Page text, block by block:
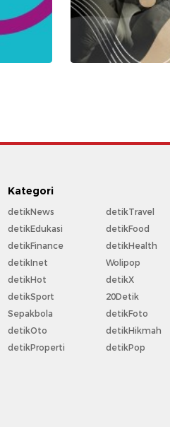
Kategori
detikNews
detikEdukasi
detikFinance
detikInet
detikHot
detikSport
Sepakbola
detikOto
detikProperti
detikTravel
detikFood
detikHealth
Wolipop
detikX
20Detik
detikFoto
detikHikmah
detikPop